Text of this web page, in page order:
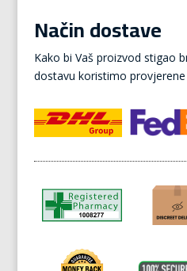
Način dostave
Kako bi Vaš proizvod stigao
dostavu koristimo